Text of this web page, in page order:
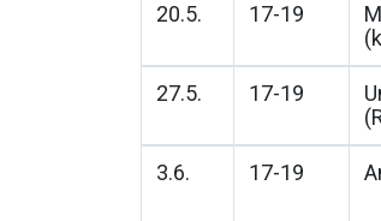
20.5. 17-19
27.5. 17-19
3.6. 17-19